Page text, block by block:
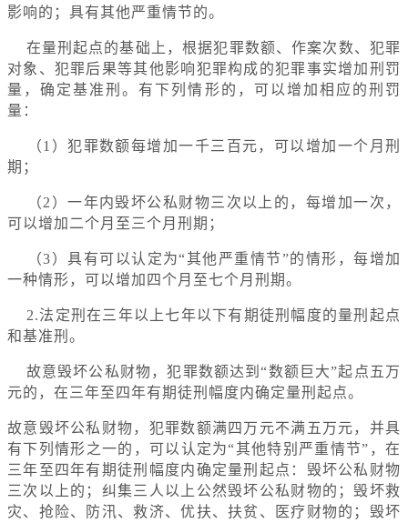
影响的；具有其他严重情节的。
在量刑起点的基础上，根据犯罪数额、作案次数、犯罪
对象、犯罪后果等其他影响犯罪构成的犯罪事实增加刑罚
量，确定基准刑。有下列情形的，可以增加相应的刑罚
量：
（1）犯罪数额每增加一千三百元，可以增加一个月刑
期；
（2）一年内毁坏公私财物三次以上的，每增加一次，
可以增加二个月至三个月刑期；
（3）具有可以认定为“其他严重情节”的情形，每增加
一种情形，可以增加四个月至七个月刑期。
2.法定刑在三年以上七年以下有期徒刑幅度的量刑起点
和基准刑。
故意毁坏公私财物，犯罪数额达到“数额巨大”起点五万
元的，在三年至四年有期徒刑幅度内确定量刑起点。
故意毁坏公私财物，犯罪数额满四万元不满五万元，并具
有下列情形之一的，可以认定为“其他特别严重情节”，在
三年至四年有期徒刑幅度内确定量刑起点：毁坏公私财物
三次以上的；纠集三人以上公然毁坏公私财物的；毁坏救
灾、抢险、防汛、救济、优扶、扶贫、医疗财物的；毁坏